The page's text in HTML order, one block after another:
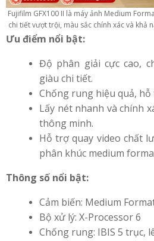
Fujifilm GFX100 II là máy ảnh Medium
chi tiết vượt trội, màu sắc chính xác và khả
Ưu điểm nổi bật:
Độ phân giải cực cao,
giàu chi tiết.
Chống rung hiệu quả,
Lấy nét nhanh và chính
thông minh.
Hỗ trợ quay video chất
phân khúc medium
Thông số nổi bật:
Cảm biến: Medium
Bộ xử lý: X-Processor 6
Chống rung: IBIS 5 trục,